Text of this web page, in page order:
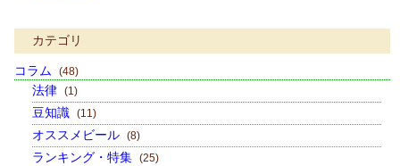
カテゴリ
コラム (48)
法律 (1)
豆知識 (11)
オススメビール (8)
ランキング・特集 (25)